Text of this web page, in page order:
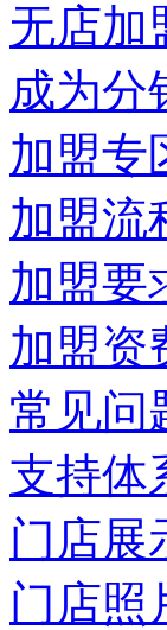
无店
成为
加盟专
加盟
加盟
加盟
常见
支持
门店展
门店